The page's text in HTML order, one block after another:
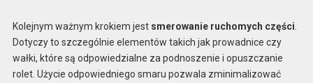
Kolejnym ważnym krokiem jest smerowanie ruchomych części
Dotyczy to szczególnie elementów takich jak prowadnice czy
wałki, które są odpowiedzialne za podnoszenie i opuszczanie
rolet. Użycie odpowiedniego smaru pozwala zminimalizować